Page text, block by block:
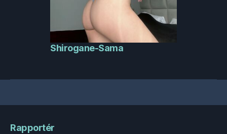
Shirogane-Sama
Rapportér